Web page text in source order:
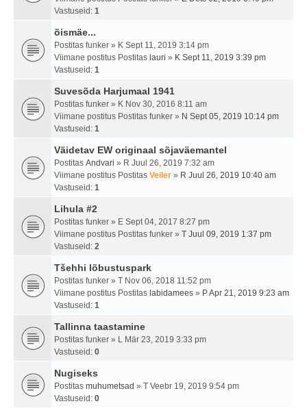
Vastuseid: 1
õismäe...
Postitas funker » K Sept 11, 2019 3:14 pm
Viimane postitus Postitas lauri » K Sept 11, 2019 3:39 pm
Vastuseid: 1
Suvesõda Harjumaal 1941
Postitas funker » K Nov 30, 2016 8:11 am
Viimane postitus Postitas funker » N Sept 05, 2019 10:14 pm
Vastuseid: 1
Väidetav EW originaal sõjaväemantel
Postitas Andvari » R Juul 26, 2019 7:32 am
Viimane postitus Postitas Veiler » R Juul 26, 2019 10:40 am
Vastuseid: 1
Lihula #2
Postitas funker » E Sept 04, 2017 8:27 pm
Viimane postitus Postitas funker » T Juul 09, 2019 1:37 pm
Vastuseid: 2
Tšehhi lõbustuspark
Postitas funker » T Nov 06, 2018 11:52 pm
Viimane postitus Postitas labidamees » P Apr 21, 2019 9:23 am
Vastuseid: 1
Tallinna taastamine
Postitas funker » L Mär 23, 2019 3:33 pm
Vastuseid: 0
Nugiseks
Postitas muhumetsad » T Veebr 19, 2019 9:54 pm
Vastuseid: 0